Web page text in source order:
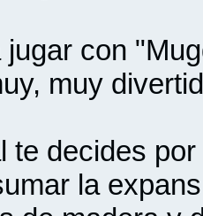
jugar con
muy
te decides
la